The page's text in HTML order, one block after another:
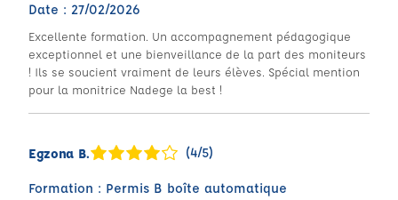
Date : 27/02/2026
Excellente formation. Un accompagnement pédagogique
exceptionnel et une bienveillance de la part des moniteurs
! Ils se soucient vraiment de leurs élèves. Spécial mention
pour la monitrice Nadege la best !
Egzona B. (4/5)
Formation : Permis B boîte automatique